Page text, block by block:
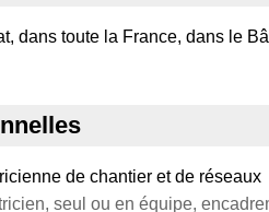
dans toute la France, dans le
de chantier et de réseaux
seul ou en équipe,